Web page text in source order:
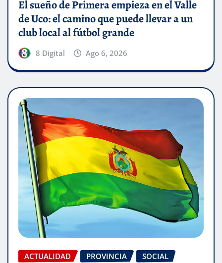
El sueño de Primera empieza en el Valle
de Uco: el camino que puede llevar a un
club local al fútbol grande
8 Digital Ago 6, 2026
ACTUALIDAD PROVINCIA
SOCIAL